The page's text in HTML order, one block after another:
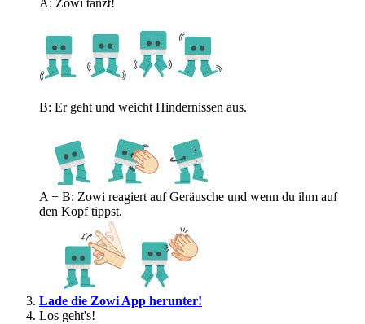
B: Er geht und weicht Hindernissen aus.
A + B: Zowi reagiert auf Geräusche und wenn du ihm auf
den Kopf tippst.
Lade die Zowi App herunter!
Los geht's!